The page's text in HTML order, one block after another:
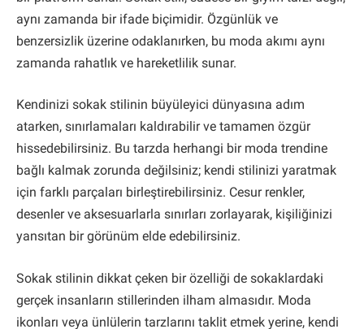
aynı zamanda bir ifade biçimidir. Özgünlük ve
benzersizlik üzerine odaklanırken, bu moda akımı aynı
zamanda rahatlık ve hareketlilik sunar.
Kendinizi sokak stilinin büyüleyici dünyasına adım
atarken, sınırlamaları kaldırabilir ve tamamen özgür
hissedebilirsiniz. Bu tarzda herhangi bir moda trendine
bağlı kalmak zorunda değilsiniz; kendi stilinizi yaratmak
için farklı parçaları birleştirebilirsiniz. Cesur renkler,
desenler ve aksesuarlarla sınırları zorlayarak, kişiliğinizi
yansıtan bir görünüm elde edebilirsiniz.
Sokak stilinin dikkat çeken bir özelliği de sokaklardaki
gerçek insanların stillerinden ilham almasıdır. Moda
ikonları veya ünlülerin tarzlarını taklit etmek yerine, kendi